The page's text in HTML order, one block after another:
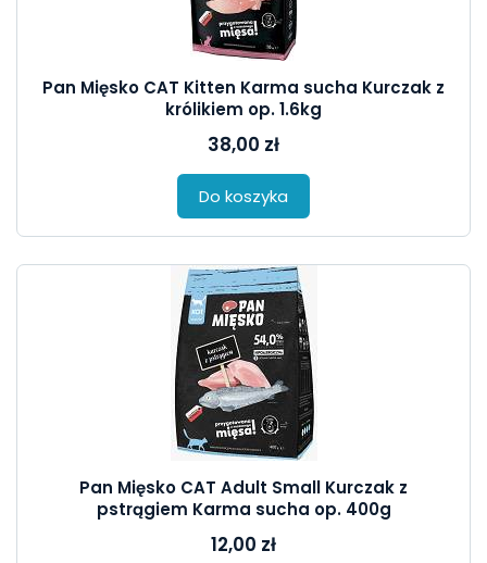
Pan Mięsko CAT Kitten Karma sucha Kurczak z
królikiem op. 1.6kg
38,00 zł
Do koszyka
Pan Mięsko CAT Adult Small Kurczak z
pstrągiem Karma sucha op. 400g
12,00 zł